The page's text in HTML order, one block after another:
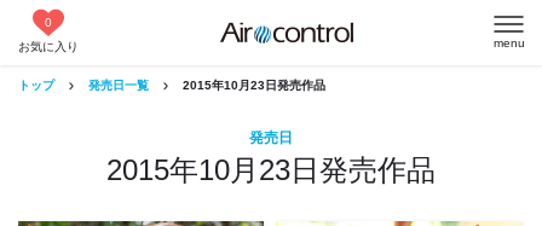
0
お気に入り
menu
トップ 発売日一覧 2015年10月23日発売作品
発売日
2015年10月23日発売作品